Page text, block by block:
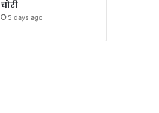
चोरी
5 days ago